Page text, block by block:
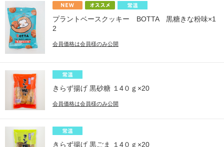
プラントベースクッキー BOTTA 黒糖きな粉味×1
2
会員価格は会員様のみ公開
きらず揚げ 黒砂糖 １4０ｇ×20
会員価格は会員様のみ公開
きらず揚げ 黒ごま １4０ｇ×20